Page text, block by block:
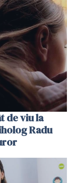
de viu la
Radu